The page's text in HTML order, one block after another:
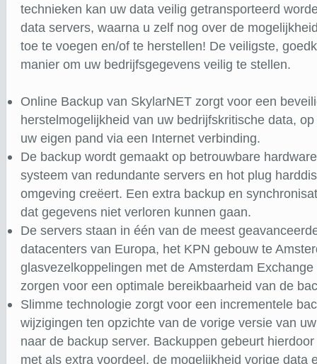
technieken kan uw data veilig getransporteerd
data servers, waarna u zelf nog over de
toe te voegen en/of te herstellen! De veiligste,
manier om uw bedrijfsgegevens veilig te stellen.
Online Backup van SkylarNET zorgt voor een
herstelmogelijkheid van uw bedrijfskritische data,
uw eigen pand via een Internet verbinding.
De backup wordt gemaakt op betrouwbare
systeem van redundante servers en hot plug
omgeving creëert. Een extra backup en
dat gegevens niet verloren kunnen gaan.
De servers staan in één van de meest
datacenters van Europa, het KPN gebouw te
glasvezelkoppelingen met de Amsterdam
zorgen voor een optimale bereikbaarheid van de
Slimme technologie zorgt voor een incrementele
wijzigingen ten opzichte van de vorige versie van
naar de backup server. Backuppen gebeurt
met als extra voordeel, de mogelijkheid vorige data